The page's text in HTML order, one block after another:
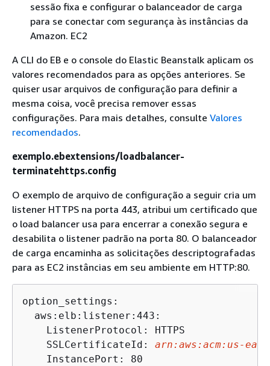
sessão fixa e configurar o balanceador de carga
para se conectar com segurança às instâncias da
Amazon. EC2
A CLI do EB e o console do Elastic Beanstalk aplicam os
valores recomendados para as opções anteriores. Se
quiser usar arquivos de configuração para definir a
mesma coisa, você precisa remover essas
configurações. Para mais detalhes, consulte Valores
recomendados.
exemplo.ebextensions/loadbalancer-
terminatehttps.config
O exemplo de arquivo de configuração a seguir cria um
listener HTTPS na porta 443, atribui um certificado que
o load balancer usa para encerrar a conexão segura e
desabilita o listener padrão na porta 80. O balanceador
de carga encaminha as solicitações descriptografadas
para as EC2 instâncias em seu ambiente em HTTP:80.
option_settings:
  aws:elb:listener:443:
    ListenerProtocol: HTTPS
    SSLCertificateId:
arn:aws:acm:us-
    InstancePort: 80